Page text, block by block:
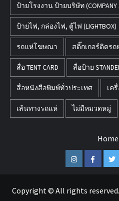
ป้ายโรงงาน ป้ายบริษัท (COMPANY
ป้ายไฟ, กล่องไฟ, ตู้ไฟ (LIGHTBOX)
รถแห่โฆษณา สติ๊กเกอร์ติดรถ
สื่อ TENT CARD สื่อป้าย
สื่อหนังสือพิมพ์ทั่วประเทศ เค
เส้นทางรถแห่ ไม่มีหมวดหมู่
Home
InstagramFacebook
Copyright © All rights reserved.